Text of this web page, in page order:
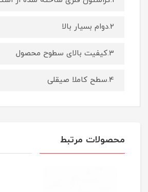
2.دوام بسیار بالا
3.کیفیت بالای سطوح محصول
4.سطح کاملا صیقلی
محصولات مرتبط